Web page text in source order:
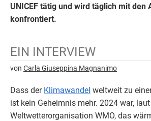
UNICEF tätig und wird täglich mit den
konfrontiert.
EIN INTERVIEW
von Carla Giuseppina Magnanimo
Dass der Klimawandel weltweit zu
ist kein Geheimnis mehr. 2024 war, laut
Weltwetterorganisation WMO, das